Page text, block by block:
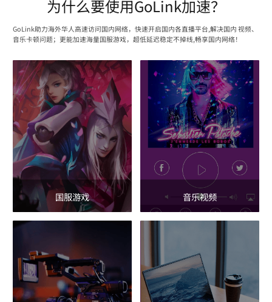
为什么要使用GoLink加速？
GoLink助力海外华人高速访问国内网络，快速开启国内各直播平台,解决国内 视频、
音乐卡顿问题；更能加速海量国服游戏，超低延迟稳定不掉线,畅享国内网络！
国服游戏 音乐视频